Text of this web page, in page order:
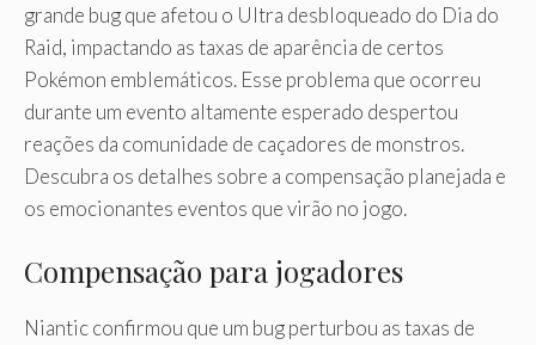
grande bug que afetou o Ultra desbloqueado do Dia do
Raid, impactando as taxas de aparência de certos
Pokémon emblemáticos. Esse problema que ocorreu
durante um evento altamente esperado despertou
reações da comunidade de caçadores de monstros.
Descubra os detalhes sobre a compensação planejada e
os emocionantes eventos que virão no jogo.
Compensação para jogadores
Niantic confirmou que um bug perturbou as taxas de